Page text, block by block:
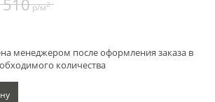
р/м2
менеджером после оформления заказа в
количества